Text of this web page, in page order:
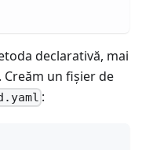
declarativă, mai
un fișier de
: